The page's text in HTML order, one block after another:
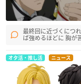
最終回に近づくにつ
ば強めるほどに 胸が
オタ活・推し活 ニュース